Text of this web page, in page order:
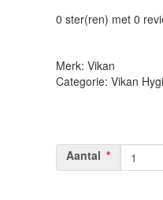
0 ster(ren) met 0
Merk: Vikan
Categorie: Vikan
Aantal